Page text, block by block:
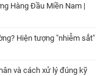
Hàng Đầu Miền Nam |
Hiện tượng "nhiễm sắt"
và cách xử lý đúng kỹ